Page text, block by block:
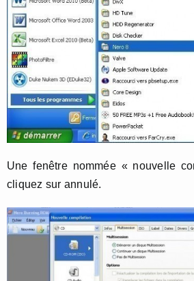
Une fenêtre nommée « nouvelle
cliquez sur annulé.